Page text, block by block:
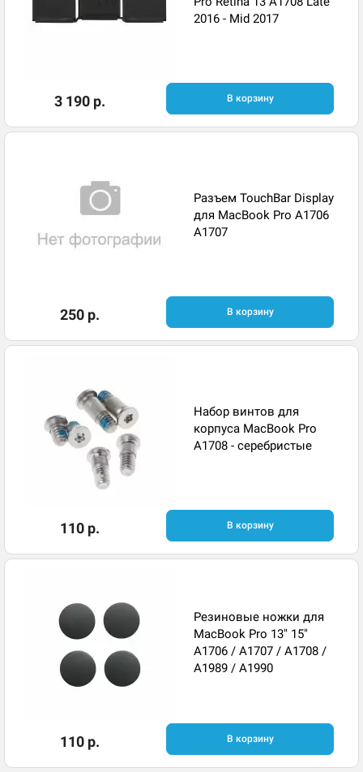
2016 - Mid 2017
3 190 р. В корзину
Разъем TouchBar Display
для MacBook Pro A1706
A1707
250 р. В корзину
Набор винтов для
корпуса MacBook Pro
A1708 - серебристые
110 р. В корзину
Резиновые ножки для
MacBook Pro 13" 15"
A1706 / A1707 / A1708 /
A1989 / A1990
110 р. В корзину